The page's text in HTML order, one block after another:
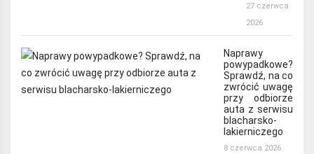
27 czerwca
2026
Naprawy
powypadkowe?
Sprawdź, na co
zwrócić uwagę
przy odbiorze
auta z serwisu
blacharsko-
lakierniczego
8 czerwca 2026